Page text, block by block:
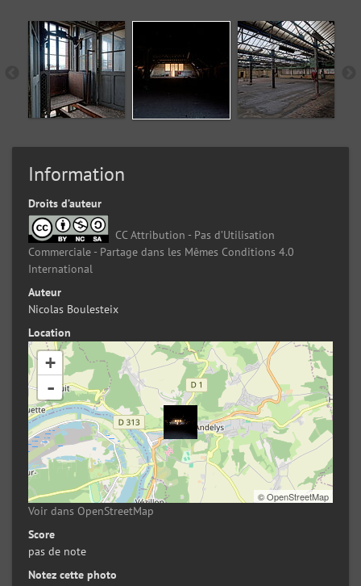
Information
Droits d’auteur
CC Attribution - Pas d’Utilisation
Commerciale - Partage dans les Mêmes Conditions 4.0
International
Auteur
Nicolas Boulesteix
Location
+
-
©OpenStreetMap
Voir dans OpenStreetMap
Score
pas de note
Notez cette photo